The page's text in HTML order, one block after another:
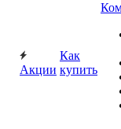
Акции
Как
купить